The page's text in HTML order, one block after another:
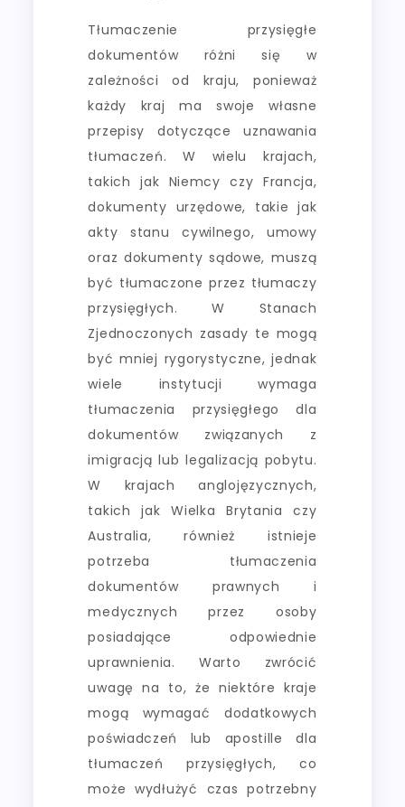
Tłumaczenie przysięgłe
dokumentów różni się w
zależności od kraju, ponieważ
każdy kraj ma swoje własne
przepisy dotyczące uznawania
tłumaczeń. W wielu krajach,
takich jak Niemcy czy Francja,
dokumenty urzędowe, takie jak
akty stanu cywilnego, umowy
oraz dokumenty sądowe, muszą
być tłumaczone przez tłumaczy
przysięgłych. W Stanach
Zjednoczonych zasady te mogą
być mniej rygorystyczne, jednak
wiele instytucji wymaga
tłumaczenia przysięgłego dla
dokumentów związanych z
imigracją lub legalizacją pobytu.
W krajach anglojęzycznych,
takich jak Wielka Brytania czy
Australia, również istnieje
potrzeba tłumaczenia
dokumentów prawnych i
medycznych przez osoby
posiadające odpowiednie
uprawnienia. Warto zwrócić
uwagę na to, że niektóre kraje
mogą wymagać dodatkowych
poświadczeń lub apostille dla
tłumaczeń przysięgłych, co
może wydłużyć czas potrzebny